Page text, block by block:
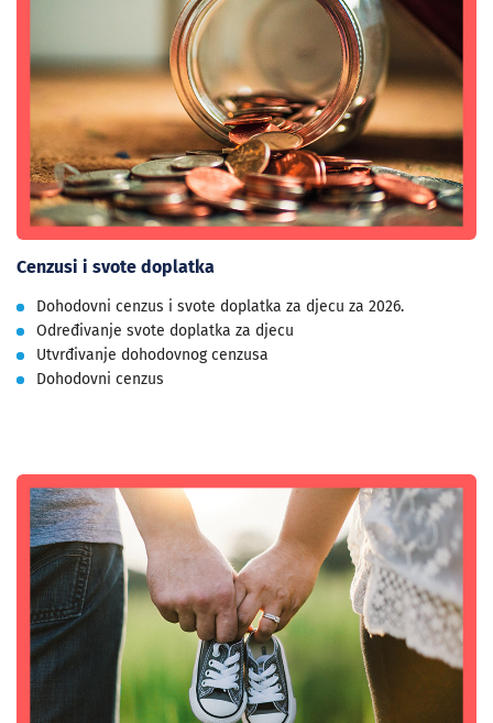
Cenzusi i svote doplatka
Dohodovni cenzus i svote doplatka za djecu za 2026.
Određivanje svote doplatka za djecu
Utvrđivanje dohodovnog cenzusa
Dohodovni cenzus